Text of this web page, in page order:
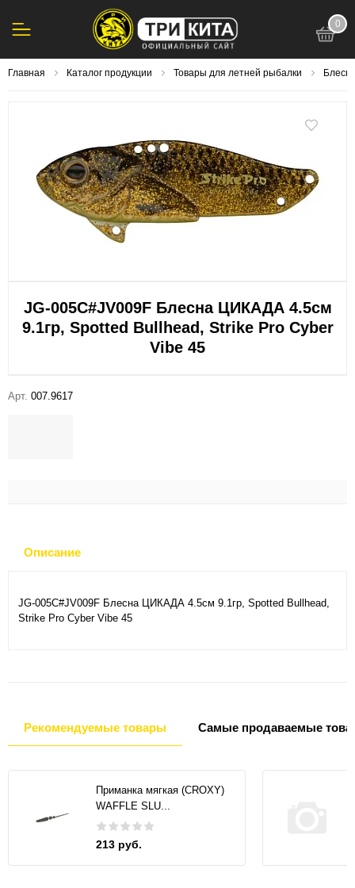
0
Главная Каталог продукции Товары для летней рыбалки
JG-005C#JV009F Блесна ЦИКАДА 4.5см
9.1гр, Spotted Bullhead, Strike Pro Cyber
Vibe 45
Арт. 007.9617
Описание
JG-005C#JV009F Блесна ЦИКАДА 4.5см 9.1гр, Spotted Bullhead,
Strike Pro Cyber Vibe 45
Рекомендуемые товары Самые продаваемые
Приманка мягкая (CROXY)
WAFFLE SLU...
213 руб.